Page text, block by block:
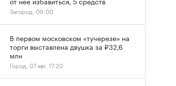
Загород, 09:00
В первом московском «тучерезе» на
торги выставлена двушка за ₽32,6
млн
Город, 07 авг, 17:20